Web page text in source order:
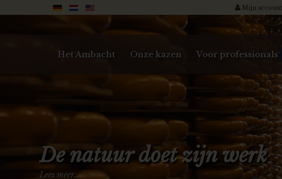
Mijn account
Het Ambacht Onze kazen Voor professionals
De natuur doet zijn werk
Lees meer...